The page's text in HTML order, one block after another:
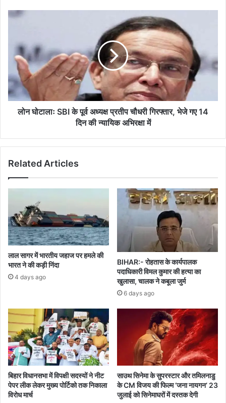
लोन
अध्यक्ष
प्रतीप
चौधरी
गिरफ्तार,
न्यायिक
लोन घोटालाः SBI के पूर्व अध्यक्ष प्रतीप चौधरी गिरफ्तार, भेजे गए 14
दिन की न्यायिक अभिरक्षा में
Related Articles
लाल सागर में भारतीय जहाज पर हमले की
भारत ने की कड़ी निंदा
4 days ago
BIHAR:- रोहतास के कार्यपालक
पदाधिकारी विमल कुमार की हत्या का
खुलासा, चालक ने कबूला जुर्म
6 days ago
बिहार विधानसभा में विपक्षी सदस्यों ने नीट
पेपर लीक लेकर मुख्य पोर्टिको तक निकाला
विरोध मार्च
साउथ सिनेमा के सुपरस्टार और तमिलनाडु
के CM विजय की फिल्म ‘जना नायगन’ 23
जुलाई को सिनेमाघरों में दस्तक देगी